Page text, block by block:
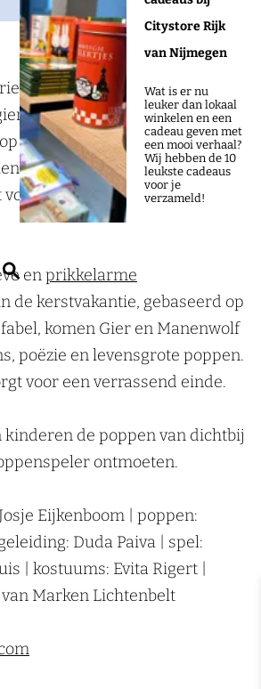
Citystore Rijk
van Nijmegen
Wat is er nu
leuker dan lokaal
winkelen en een
cadeau geven met
een mooi verhaal?
Wij hebben de 10
leukste cadeaus
voor je
verzameld!
Z
o
e
k
e
C
o
m
p
a
n
y
L
e
Manenwolf uit om te
zweeft hoog in de lucht, de
de grond tussen het wuivende
ze de wereld net een beetje
grappige misverstanden en
enprikkelarme
de kerstvakantie, gebaseerd op
komen Gier en Manenwolf
poëzie en levensgrote poppen.
voor een verrassend einde.
kinderen de poppen van dichtbij
ontmoeten.
Eijkenboom | poppen:
Duda Paiva | spel:
| kostuums: Evita Rigert |
Marken Lichtenbelt